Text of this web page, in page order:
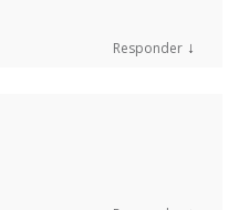
Responder ↓